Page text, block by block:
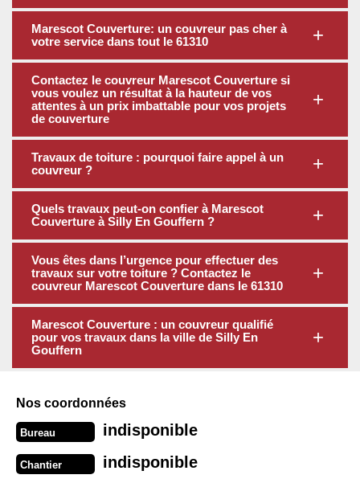
Marescot Couverture: un couvreur pas cher à
votre service dans tout le 61310
Contactez le couvreur Marescot Couverture si
vous voulez un résultat à la hauteur de vos
attentes à un prix imbattable pour vos projets
de couverture
Travaux de toiture : pourquoi faire appel à un
couvreur ?
Quels travaux peut-on confier à Marescot
Couverture à Silly En Gouffern ?
Vous êtes dans l’urgence pour effectuer des
travaux sur votre toiture ? Contactez le
couvreur Marescot Couverture dans le 61310
Marescot Couverture : un couvreur qualifié
pour vos travaux dans la ville de Silly En
Gouffern
Nos coordonnées
Bureau indisponible
Chantier indisponible